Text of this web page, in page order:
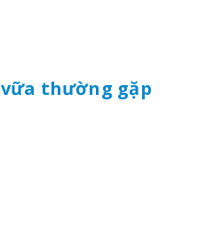
thường gặp